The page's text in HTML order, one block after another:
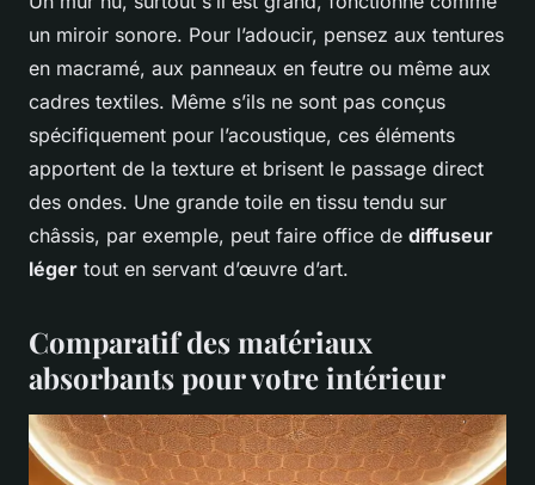
un miroir sonore. Pour l’adoucir, pensez aux tentures
en macramé, aux panneaux en feutre ou même aux
cadres textiles. Même s’ils ne sont pas conçus
spécifiquement pour l’acoustique, ces éléments
apportent de la texture et brisent le passage direct
des ondes. Une grande toile en tissu tendu sur
châssis, par exemple, peut faire office de diffuseur
léger tout en servant d’œuvre d’art.
Comparatif des matériaux
absorbants pour votre intérieur